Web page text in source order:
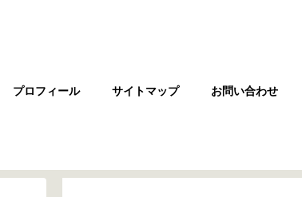
プロフィール サイトマップ お問い合わせ